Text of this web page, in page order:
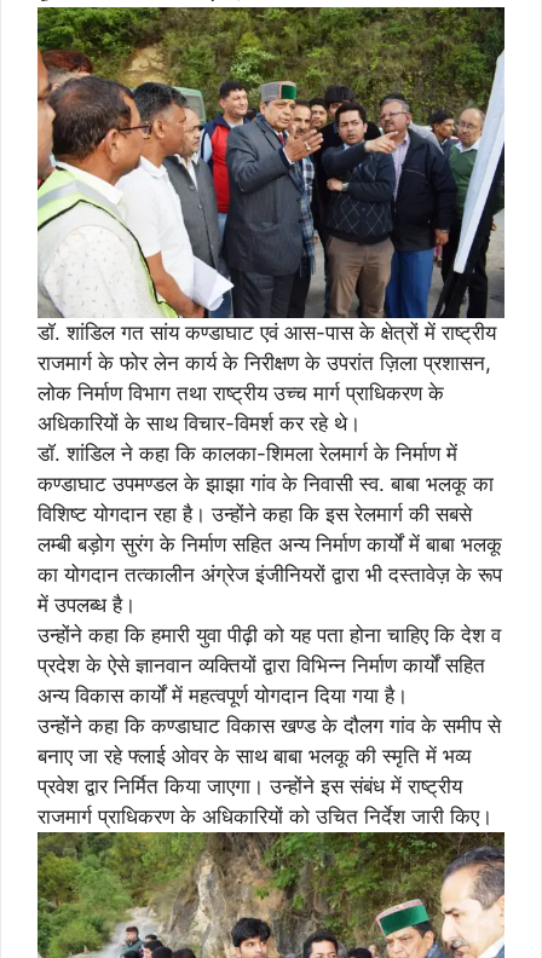
डाॅ. शांडिल गत सांय कण्डाघाट एवं आस-पास के क्षेत्रों में राष्ट्रीय
राजमार्ग के फोर लेन कार्य के निरीक्षण के उपरांत ज़िला प्रशासन,
लोक निर्माण विभाग तथा राष्ट्रीय उच्च मार्ग प्राधिकरण के
अधिकारियों के साथ विचार-विमर्श कर रहे थे।
डाॅ. शांडिल ने कहा कि कालका-शिमला रेलमार्ग के निर्माण में
कण्डाघाट उपमण्डल के झाझा गांव के निवासी स्व. बाबा भलकू का
विशिष्ट योगदान रहा है। उन्होंने कहा कि इस रेलमार्ग की सबसे
लम्बी बड़ोग सुरंग के निर्माण सहित अन्य निर्माण कार्यों में बाबा भलकू
का योगदान तत्कालीन अंग्रेज इंजीनियरों द्वारा भी दस्तावेज़ के रूप
में उपलब्ध है।
उन्होंने कहा कि हमारी युवा पीढ़ी को यह पता होना चाहिए कि देश व
प्रदेश के ऐसे ज्ञानवान व्यक्तियों द्वारा विभिन्न निर्माण कार्यों सहित
अन्य विकास कार्यों में महत्वपूर्ण योगदान दिया गया है।
उन्होंने कहा कि कण्डाघाट विकास खण्ड के दौलग गांव के समीप से
बनाए जा रहे फ्लाई ओवर के साथ बाबा भलकू की स्मृति में भव्य
प्रवेश द्वार निर्मित किया जाएगा। उन्होंने इस संबंध में राष्ट्रीय
राजमार्ग प्राधिकरण के अधिकारियों को उचित निर्देश जारी किए।